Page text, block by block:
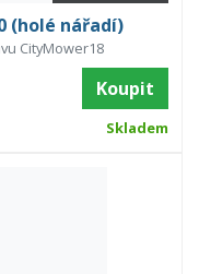
(holé nářadí)
CityMower18
Koupit
Skladem